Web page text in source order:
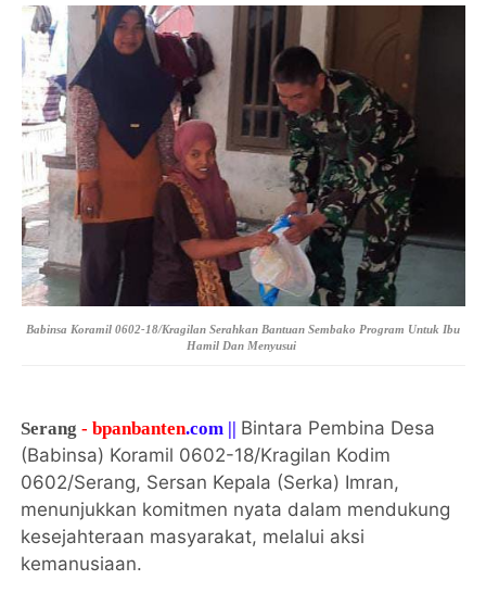
Babinsa Koramil 0602-18/Kragilan Serahkan Bantuan Sembako Program Untuk Ibu
Hamil Dan Menyusui
Serang - bpanbanten.com || Bintara Pembina Desa
(Babinsa) Koramil 0602-18/Kragilan Kodim
0602/Serang, Sersan Kepala (Serka) Imran,
menunjukkan komitmen nyata dalam mendukung
kesejahteraan masyarakat, melalui aksi
kemanusiaan.